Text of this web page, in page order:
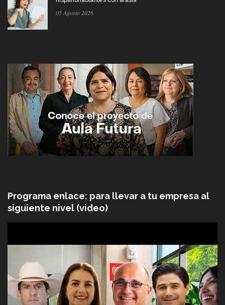
05 Agosto 2026
Programa enlace: para llevar a tu empresa al
siguiente nivel (video)